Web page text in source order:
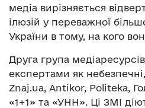
медіа вирізняється
ілюзій у переважної
України в тому, на кого
Друга група
експертами як
Znaj.ua, Antikor, Politeka,
«1+1» та «УНН». Ці ЗМІ